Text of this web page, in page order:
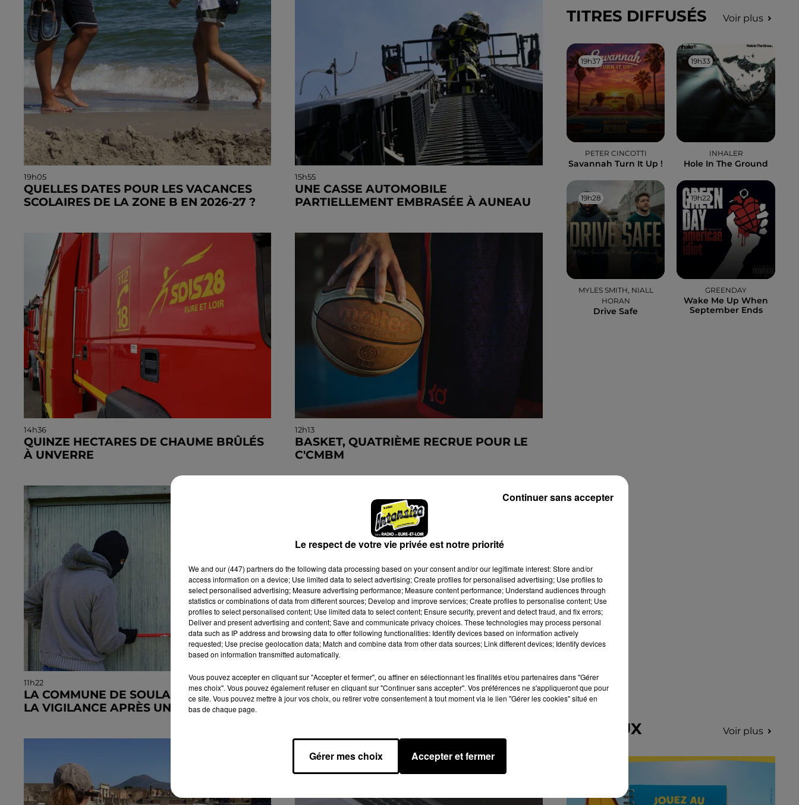
19h05
QUELLES DATES POUR LES VACANCES
SCOLAIRES DE LA ZONE B EN 2026-27 ?
des vacances d’hiver.
15h55
UNE CASSE AUTOMOBILE
PARTIELLEMENT EMBRASÉE À AUNEAU
le sinistre, qui a également fait un blessé.
14h36
QUINZE HECTARES DE CHAUME BRÛLÉS
À UNVERRE
secours après avoir inhalé des fumées.
12h13
BASKET, QUATRIÈME RECRUE POUR LE
C'CMBM
11h22
LA COMMUNE DE SOULAIRES APPELLE À
LA VIGILANCE APRÈS UNE TENTATIVE...
été prévenue par la gendarmerie.
11h10
C'EST À VOUS DE JOUER POUR
jeu de piste dans la commune.
TITRES DIFFUSÉS Voir plus
19h37
19h37
PETER CINCOTTI
Savannah Turn It Up !
19h33
19h33
INHALER
Hole In The Ground
19h28
19h28
MYLES SMITH, NIALL
HORAN
Drive Safe
19h22
19h22
GREENDAY
Wake Me Up When
September Ends
LES JEUX Voir plus
Le respect de votre vie privée est notre priorité
We and our (447) partnersdo the following data processing based on your consent and/or our legitimate interest: Store and/or
access information on a device; Use limited data to select advertising; Create profiles for personalised advertising; Use profiles to
select personalised advertising; Measure advertising performance; Measure content performance; Understand audiences through
statistics or combinations of data from different sources; Develop and improve services; Create profiles to personalise content; Use
profiles to select personalised content; Use limited data to select content; Ensure security, prevent and detect fraud, and fix errors;
Deliver and present advertising and content; Save and communicate privacy choices. These technologies may process personal
data such as IP address and browsing data to offer following functionalities: Identify devices based on information actively
requested; Use precise geolocation data; Match and combine data from other data sources; Link different devices; Identify devices
based on information transmitted automatically.
Vous pouvez accepter en cliquant sur "Accepter et fermer", ou affiner en sélectionnant les finalités et/ou partenaires dans "Gérer
mes choix". Vous pouvez également refuser en cliquant sur "Continuer sans accepter". Vos préférences ne s'appliqueront que pour
ce site. Vous pouvez mettre à jour vos choix, ou retirer votre consentement à tout moment via le lien "Gérer les cookies" situé en
bas de chaque page.
Gérer mes choix Accepter et fermer
Continuer sans accepter